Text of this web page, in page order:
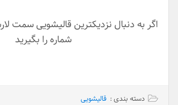
اگر به دنبال نزدیکترین قالیشویی سمت
شماره را بگیرید
دسته بندی : قالیشویی